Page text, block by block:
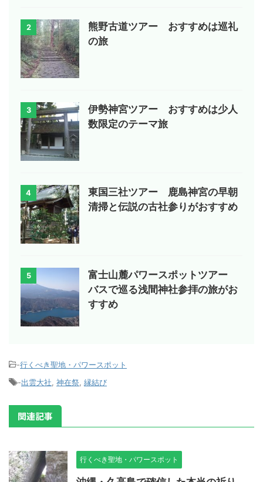
2
熊野古道ツアー おすすめは巡礼
の旅
3
伊勢神宮ツアー おすすめは少人
数限定のテーマ旅
4
東国三社ツアー 鹿島神宮の早朝
清掃と伝説の古社参りがおすすめ
5
富士山麓パワースポットツアー
バスで巡る浅間神社参拝の旅がお
すすめ
-行くべき聖地・パワースポット
-出雲大社 神在祭 縁結び
関連記事
行くべき聖地・パワースポット